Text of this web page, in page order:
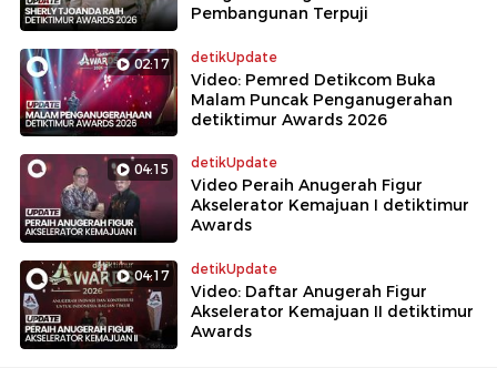
Pembangunan Terpuji
02:17 detikUpdate
Video: Pemred Detikcom Buka
Malam Puncak Penganugerahan
detiktimur Awards 2026
04:15 detikUpdate
Video Peraih Anugerah Figur
Akselerator Kemajuan I detiktimur
Awards
04:17 detikUpdate
Video: Daftar Anugerah Figur
Akselerator Kemajuan II detiktimur
Awards